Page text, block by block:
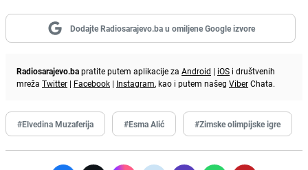
Dodajte Radiosarajevo.ba u omiljene Google izvore
Radiosarajevo.bapratite putem aplikacije za Android | iOS i društvenih
mreža Twitter | Facebook | Instagram, kao i putem našeg ViberChata.
#Elvedina Muzaferija #Esma Alić #Zimske olimpijske igre